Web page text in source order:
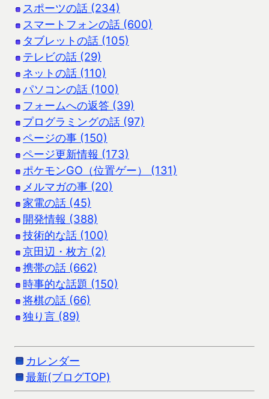
スポーツの話 (234)
スマートフォンの話 (600)
タブレットの話 (105)
テレビの話 (29)
ネットの話 (110)
パソコンの話 (100)
フォームへの返答 (39)
プログラミングの話 (97)
ページの事 (150)
ページ更新情報 (173)
ポケモンGO（位置ゲー） (131)
メルマガの事 (20)
家電の話 (45)
開発情報 (388)
技術的な話 (100)
京田辺・枚方 (2)
携帯の話 (662)
時事的な話題 (150)
将棋の話 (66)
独り言 (89)
カレンダー
最新(ブログTOP)